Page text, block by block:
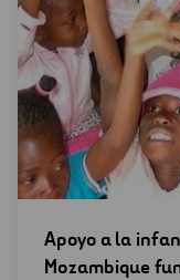
Abrir
una
Apoyo a la
Mozambique